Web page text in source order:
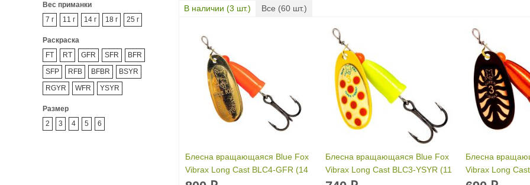
Вес приманки
7 г
11 г 14 г 18 г 25 г
Раскраска
FT
RT GFR SFR
BFR
SFP
RFB BFBR
BSYR
RGYR
WFR YSYR
Размер
2
3 4 5 6
В наличии (3 шт.) Все (60 шт.)
Блесна вращающаяся Blue Fox
Vibrax Long Cast BLC4-GFR (14
г)
Блесна вращающаяся Blue Fox
Vibrax Long Cast BLC3-YSYR (11
г)
Блесна
Vibrax Long
г)